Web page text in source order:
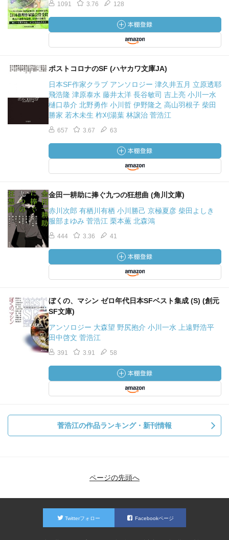
1091 3.76 128
ポストコロナのSF (ハヤカワ文庫JA)
日本SF作家クラブ アンソロジー 津久井五月 立原透耶
飛浩隆 津原泰水 藤井太洋 長谷敏司 吉上亮 小川一水
樋口恭介 北野勇作 小川哲 伊野隆之 高山羽根子 柴田
勝家 若木未生 柞刈湯葉 林譲治 菅浩江
657 3.67 63
金田一耕助に捧ぐ九つの狂想曲 (角川文庫)
赤川次郎 有栖川有栖 小川勝己 京極夏彦 柴田よしき
服部まゆみ 菅浩江 栗本薫 北森鴻
444 3.36 41
ぼくの、マシン ゼロ年代日本SFベスト集成 (S) (創元
SF文庫)
アンソロジー 大森望 野尻抱介 小川一水 上遠野浩平
田中啓文 菅浩江
391 3.91 58
菅浩江の作品ランキング・新刊情報
ページの先頭へ
Twitterフォロー Facebookページ